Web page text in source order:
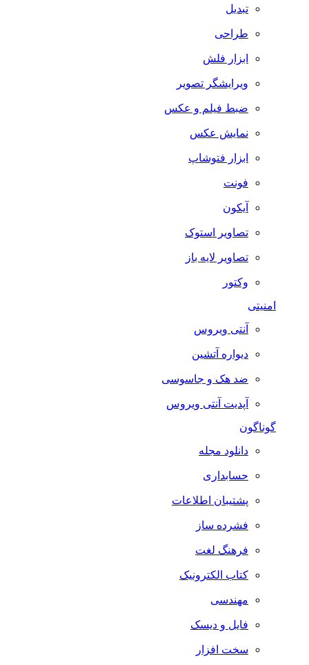
تبدیل
طراحی
ابزار فلش
ویرایشگر تصویر
ضبط فيلم و عكس
نمایش عکس
ابزار فتوشاپ
فونت
آیکون
تصاویر استوک
تصاویر لایه باز
وکتور
امنیتی
آنتی ویروس
دیواره آتشین
ضد هک و جاسوسی
آپدیت آنتی ویروس
گوناگون
دانلود مجله
حسابداری
پشتیبان اطلاعات
فشرده ساز
فرهنگ لغت
کتاب الکترونیک
مهندسی
فایل و دیسک
سخت افزار